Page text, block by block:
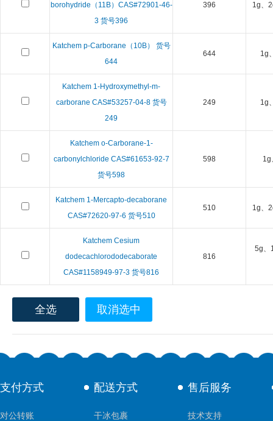
borohydride（11B）CAS#72901-46-
3 货号396
396 1g、
Katchem p-Carborane（10B） 货号
644
644 1g
Katchem 1-Hydroxymethyl-m-
carborane CAS#53257-04-8 货号
249
249 1g
Katchem o-Carborane-1-
carbonylchloride CAS#61653-92-7
货号598
598 1g
Katchem 1-Mercapto-decaborane
CAS#72620-97-6 货号510
510 1g、
Katchem Cesium
dodecachlorododecaborate
CAS#1158949-97-3 货号816
816
5g、
全选 取消选中
支付方式
对公转账
配送方式
干冰包裹
售后服务
技术支持